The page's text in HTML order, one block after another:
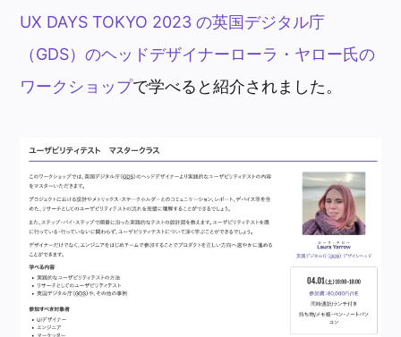
UX DAYS TOKYO 2023 の英国デジタル庁
（GDS）のヘッドデザイナーローラ・ヤロー氏の
ワークショップで学べると紹介されました。